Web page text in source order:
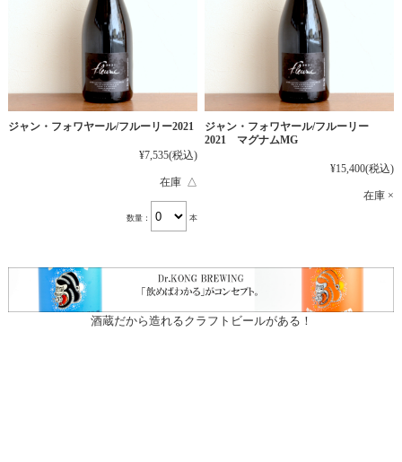
ジャン・フォワヤール/フルーリー2021
¥7,535(税込)
在庫 △
数量： 本
ジャン・フォワヤール/フルーリー
2021 マグナムMG
¥15,400(税込)
在庫 ×
酒蔵だから造れるクラフトビールがある！